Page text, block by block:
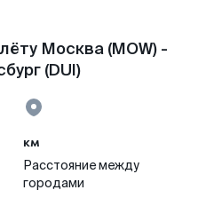
Москва (MOW) -
(DUI)
км
Расстояние между
городами